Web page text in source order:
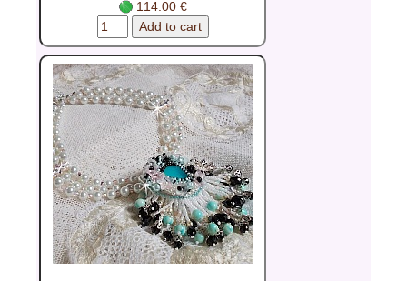
114.00 €